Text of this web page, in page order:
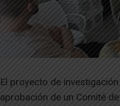
El proyecto de
aprobación de un Comité